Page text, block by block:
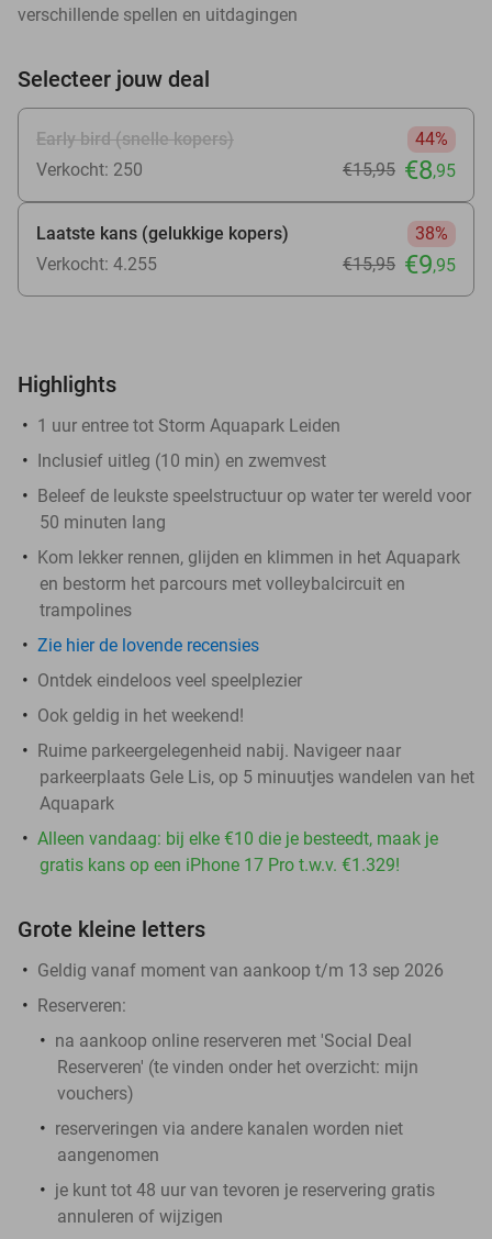
verschillende spellen en uitdagingen
Selecteer jouw deal
Early bird (snelle kopers)
44%
Verkocht: 250
€15,95 €8,95
Laatste kans (gelukkige kopers)
38%
Verkocht: 4.255
€15,95 €9,95
Highlights
1 uur entree tot Storm Aquapark Leiden
Inclusief uitleg (10 min) en zwemvest
Beleef de leukste speelstructuur op water ter wereld voor
50 minuten lang
Kom lekker rennen, glijden en klimmen in het Aquapark
en bestorm het parcours met volleybalcircuit en
trampolines
Zie hier de lovende recensies
Ontdek eindeloos veel speelplezier
Ook geldig in het weekend!
Ruime parkeergelegenheid nabij. Navigeer naar
parkeerplaats Gele Lis, op 5 minuutjes wandelen van het
Aquapark
Alleen vandaag: bij elke €10 die je besteedt, maak je
gratis kans op een iPhone 17 Pro t.w.v. €1.329!
Grote kleine letters
Geldig vanaf moment van aankoop t/m 13 sep 2026
Reserveren:
na aankoop online reserveren met 'Social Deal
Reserveren' (te vinden onder het overzicht: mijn
vouchers)
reserveringen via andere kanalen worden niet
aangenomen
je kunt tot 48 uur van tevoren je reservering gratis
annuleren of wijzigen